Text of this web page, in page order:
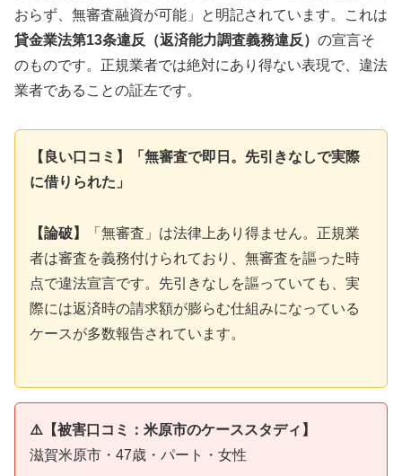
おらず、無審査融資が可能」と明記されています。これは
貸金業法第13条違反（返済能力調査義務違反） の宣言そ
のものです。正規業者では絶対にあり得ない表現で、違法
業者であることの証左です。
【良い口コミ】「無審査で即日。先引きなしで実際
に借りられた」
【論破】
「無審査」は法律上あり得ません。正規業
者は審査を義務付けられており、無審査を謳った時
点で違法宣言です。先引きなしを謳っていても、実
際には返済時の請求額が膨らむ仕組みになっている
ケースが多数報告されています。
⚠️【被害口コミ：米原市のケーススタディ】
滋賀米原市・47歳・パート・女性